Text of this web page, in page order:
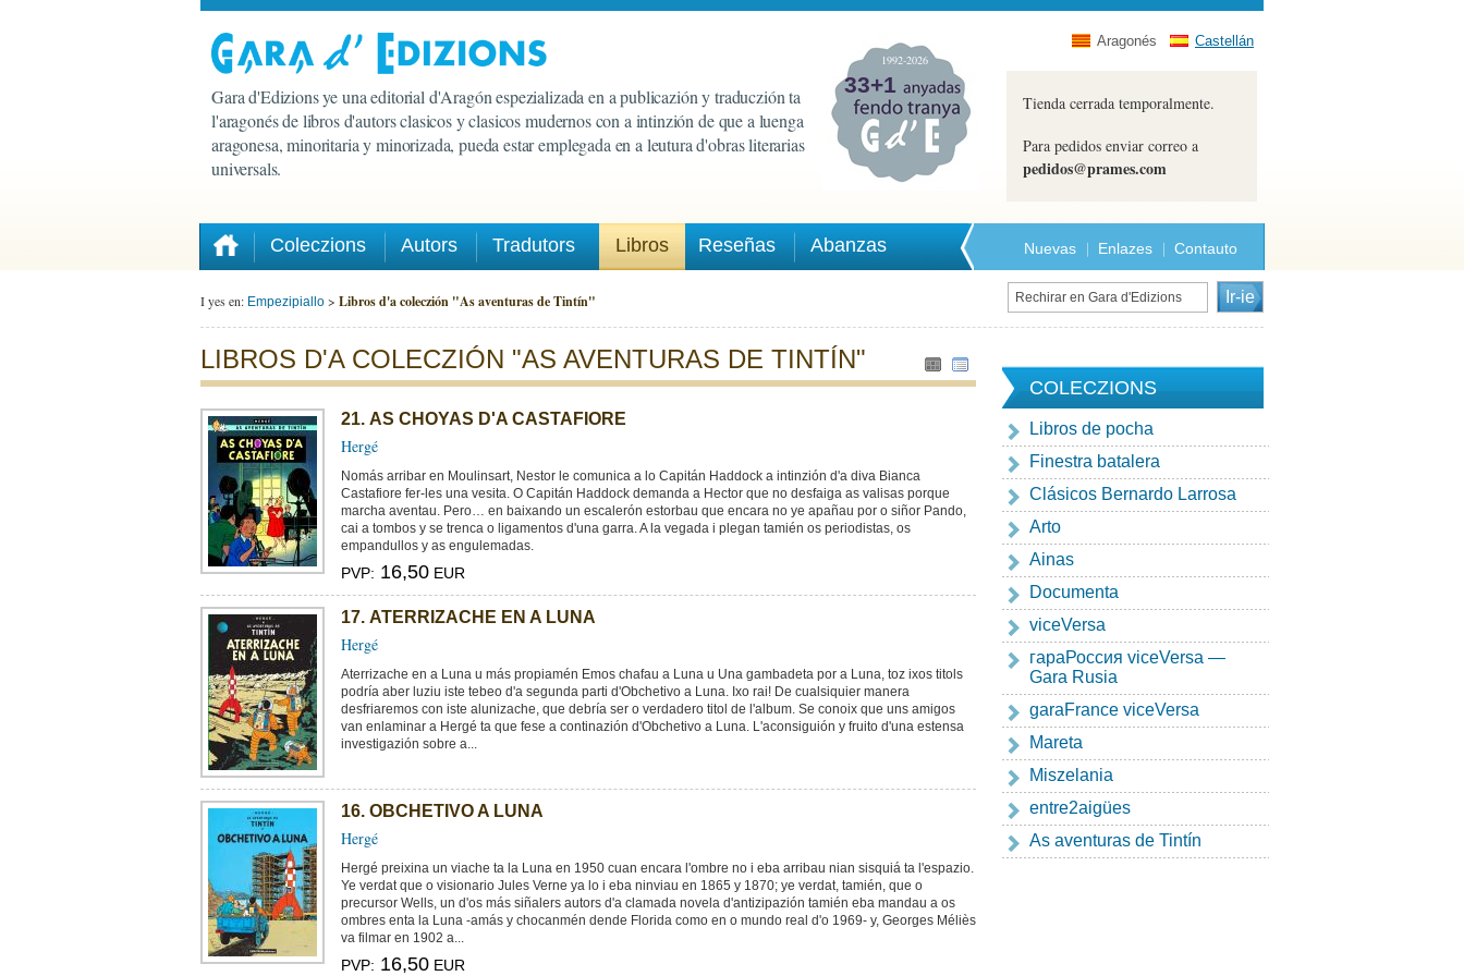
Gara d'Edizions ye una editorial d'Aragón espezializada en a publicazión y traduczión ta
l'aragonés de libros d'autors clasicos y clasicos mudernos con a intinzión de que a luenga
aragonesa, minoritaria y minorizada, pueda estar emplegada en a leutura d'obras literarias
universals.
1992-2026
33+1
Aragonés Castellán
Tienda cerrada temporalmente.
Para pedidos enviar correo a
pedidos@prames.com
Coleczions Autors Tradutors Libros Reseñas Abanzas Nuevas Enlazes Contauto
I yes en: Empezipiallo > Libros d'a coleczión "As aventuras de Tintín"
LIBROS D'A COLECZIÓN "AS AVENTURAS DE TINTÍN"
21. AS CHOYAS D'A CASTAFIORE
Hergé
Nomás arribar en Moulinsart, Nestor le comunica a lo Capitán Haddock a intinzión d'a diva Bianca
Castafiore fer-les una vesita. O Capitán Haddock demanda a Hector que no desfaiga as valisas porque
marcha aventau. Pero… en baixando un escalerón estorbau que encara no ye apañau por o siñor Pando,
cai a tombos y se trenca o ligamentos d'una garra. A la vegada i plegan tamién os periodistas, os
empandullos y as engulemadas.
PVP: 16,50 EUR
17. ATERRIZACHE EN A LUNA
Hergé
Aterrizache en a Luna u más propiamén Emos chafau a Luna u Una gambadeta por a Luna, toz ixos titols
podría aber luziu iste tebeo d'a segunda parti d'Obchetivo a Luna. Ixo rai! De cualsiquier manera
desfriaremos con iste alunizache, que debría ser o verdadero titol de l'album. Se conoix que uns amigos
van enlaminar a Hergé ta que fese a continazión d'Obchetivo a Luna. L'aconsiguión y fruito d'una estensa
investigazión sobre a...
16. OBCHETIVO A LUNA
Hergé
Hergé preixina un viache ta la Luna en 1950 cuan encara l'ombre no i eba arribau nian sisquiá ta l'espazio.
Ye verdat que o visionario Jules Verne ya lo i eba ninviau en 1865 y 1870; ye verdat, tamién, que o
precursor Wells, un d'os más siñalers autors d'a clamada novela d'antizipazión tamién eba mandau a os
ombres enta la Luna -amás y chocanmén dende Florida como en o mundo real d'o 1969- y, Georges Méliès
va filmar en 1902 a...
PVP: 16,50 EUR
COLECZIONS
Libros de pocha
Finestra batalera
Clásicos Bernardo Larrosa
Arto
Ainas
Documenta
viceVersa
гapaРоссия viceVersa —
Gara Rusia
garaFrance viceVersa
Mareta
Miszelania
entre2aigües
As aventuras de Tintín